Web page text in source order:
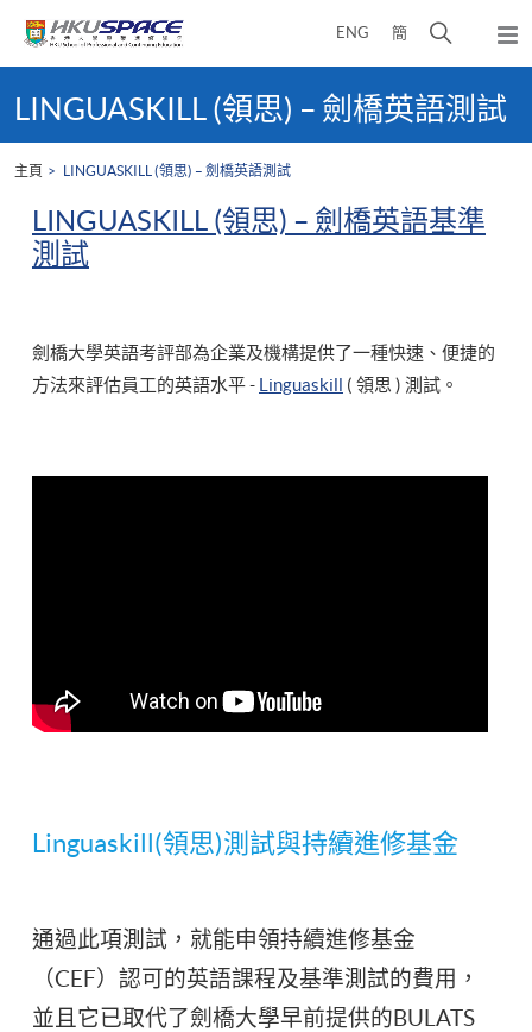
ENG 簡
開
搜
尋
彈
出
主
選
單
content
startLINGUASKILL (領思) – 劍橋英語測試
主頁 LINGUASKILL (領思) – 劍橋英語測試
LINGUASKILL (領思) – 劍橋英語基準
測試
劍橋大學英語考評部為企業及機構提供了一種快速、便捷的
方法來評估員工的英語水平 - Linguaskill ( 領思 ) 測試。
Linguaskill(領思)測試與持續進修基金
通過此項測試，就能申領持續進修基金
（CEF）認可的英語課程及基準測試的費用，
並且它已取代了劍橋大學早前提供的BULATS